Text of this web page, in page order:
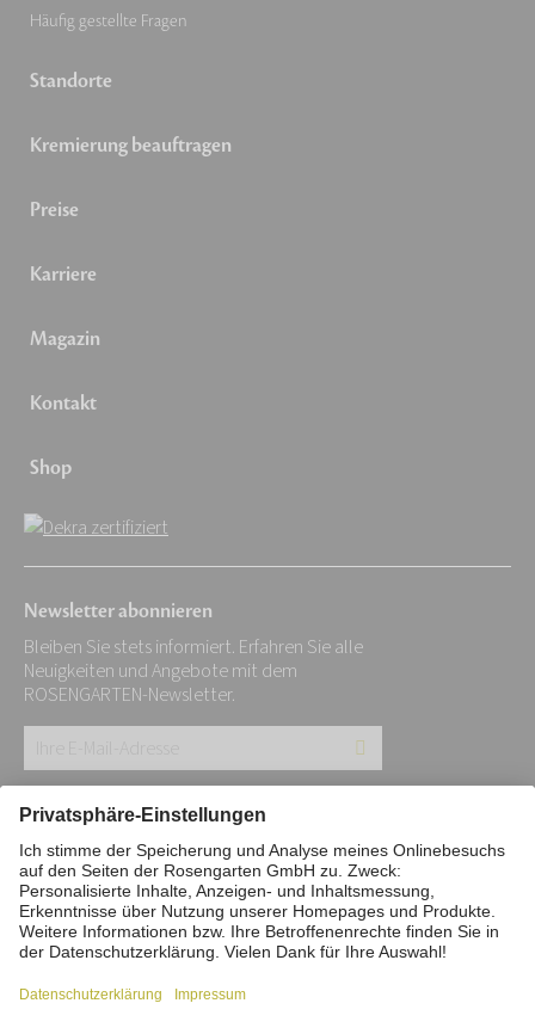
Häufig gestellte Fragen
Standorte
Kremierung beauftragen
Preise
Karriere
Magazin
Kontakt
Shop
Newsletter abonnieren
Bleiben Sie stets informiert. Erfahren Sie alle
Neuigkeiten und Angebote mit dem
ROSENGARTEN-Newsletter.
E-
Mail-
Adresse:
*
Impressum Datenschutz
Stiftung
Interne Meldestelle
Zahlungsmittel
Barrierefreiheitserklärung
Vertrag widerrufen